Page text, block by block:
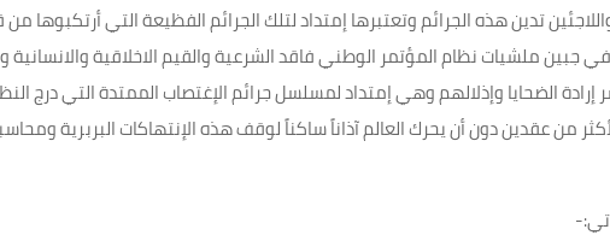
تدين هذه الجرائم وتعتبرها إمتداد لتلك الجرائم الفظيعة التي أرتكبوها
وصمة عار في جبين ملشيات نظام المؤتمر الوطني فاقد الشرعية والقيم الاخلاقية
الضحايا وإذلالهم وهي إمتداد لمسلسل جرائم الإغتصاب الممتدة التي درج
من عقدين دون أن يحرك العالم آذاناً ساكناً لوقف هذه الإنتهاكات البربرية
:-